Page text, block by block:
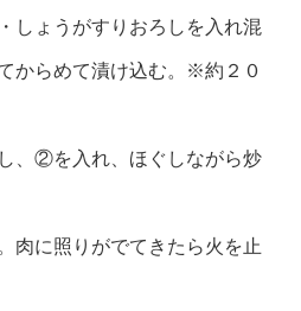
しょうがすりおろしを入れ混
からめて漬け込む。※約２０
、②を入れ、ほぐしながら炒
肉に照りがでてきたら火を止